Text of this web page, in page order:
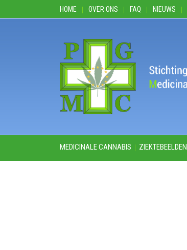
HOME OVER ONS FAQ NIEUWS
MEDICINALE CANNABIS ZIEKTEBEELDEN